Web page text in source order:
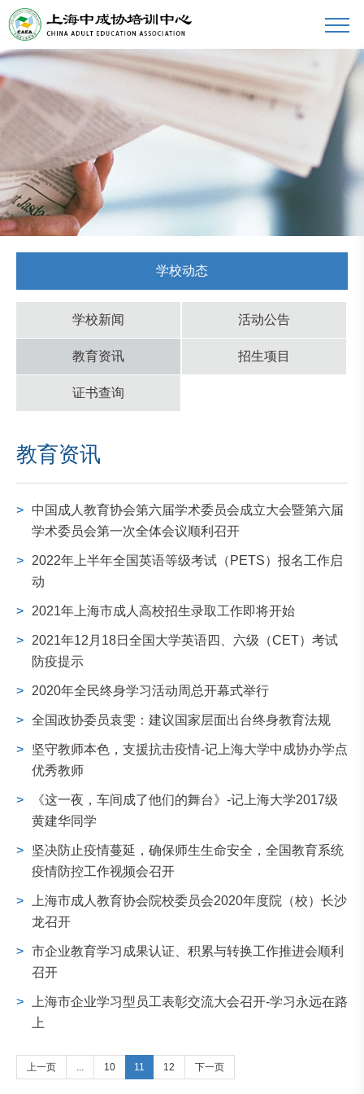
学校动态
学校新闻 活动公告
教育资讯 招生项目
证书查询
教育资讯
>
中国成人教育协会第六届学术委员会成立大会暨第六届
学术委员会第一次全体会议顺利召开
>
2022年上半年全国英语等级考试（PETS）报名工作启
动
> 2021年上海市成人高校招生录取工作即将开始
>
2021年12月18日全国大学英语四、六级（CET）考试
防疫提示
> 2020年全民终身学习活动周总开幕式举行
> 全国政协委员袁雯：建议国家层面出台终身教育法规
>
坚守教师本色，支援抗击疫情-记上海大学中成协办学点
优秀教师
>
《这一夜，车间成了他们的舞台》-记上海大学2017级
黄建华同学
>
坚决防止疫情蔓延，确保师生生命安全，全国教育系统
疫情防控工作视频会召开
>
上海市成人教育协会院校委员会2020年度院（校）长沙
龙召开
> 市企业教育学习成果认证、积累与转换工作推进会顺利
召开
>
上海市企业学习型员工表彰交流大会召开-学习永远在路
上
上一页 ... 10 11 12 下一页